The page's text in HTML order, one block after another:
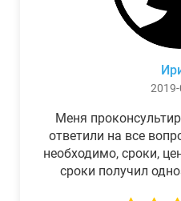
Меня
ответили на все
необходимо, сроки,
сроки получил